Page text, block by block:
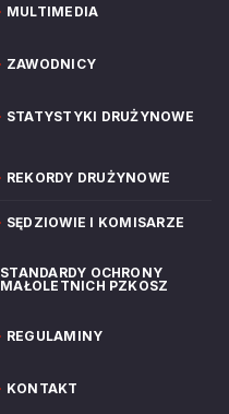
MULTIMEDIA
ZAWODNICY
STATYSTYKI DRUŻYNOWE
REKORDY DRUŻYNOWE
SĘDZIOWIE I KOMISARZE
STANDARDY OCHRONY
MAŁOLETNICH PZKOSZ
REGULAMINY
KONTAKT